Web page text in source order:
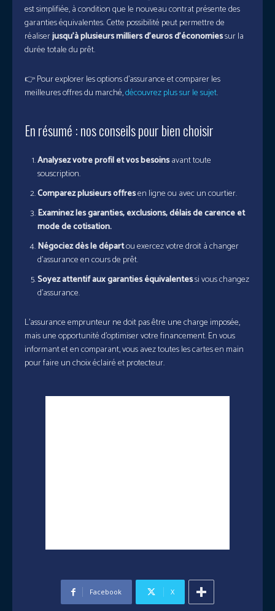
est simplifiée, à condition que le nouveau contrat présente des
garanties équivalentes. Cette possibilité peut permettre de
réaliserjusqu’à plusieurs milliers d’euros d’économiessur la
durée totale du prêt.
👉 Pour explorer les options d’assurance et comparer les
meilleures offres du marché,découvrez plus sur le sujet.
En résumé : nos conseils pour bien choisir
Analysez votre profil et vos besoinsavant toute
souscription.
Comparez plusieurs offresen ligne ou avec un courtier.
Examinez les garanties, exclusions, délais de carence et
mode de cotisation.
Négociez dès le départou exercez votre droit à changer
d’assurance en cours de prêt.
Soyez attentif aux garanties équivalentessi vous changez
d’assurance.
L’assurance emprunteur ne doit pas être une charge imposée,
mais une opportunité d’optimiser votre financement. En vous
informant et en comparant, vous avez toutes les cartes en main
pour faire un choix éclairé et protecteur.
Facebook X